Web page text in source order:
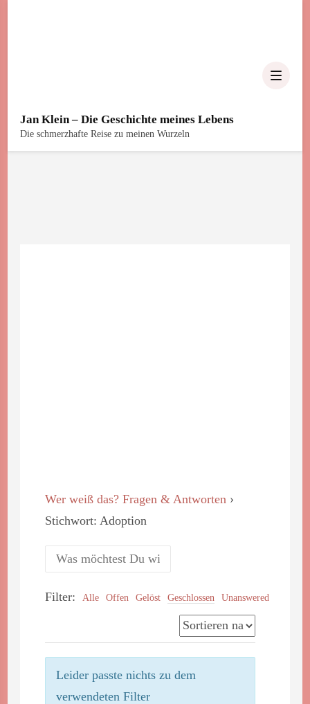
Jan Klein – Die Geschichte meines Lebens
Die schmerzhafte Reise zu meinen Wurzeln
Wer weiß das? Fragen & Antworten ›
Stichwort: Adoption
Filter: Alle Offen Gelöst Geschlossen Unanswered
Leider passte nichts zu dem
verwendeten Filter